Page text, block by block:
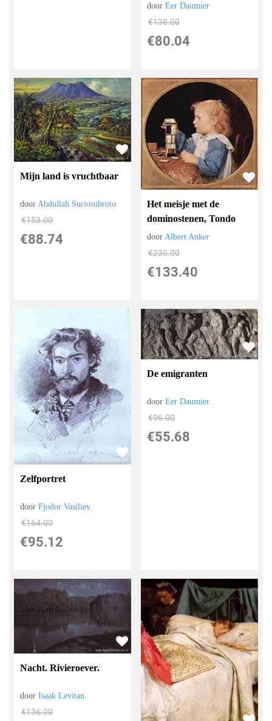
doorEer Daumier
€138.00
€80.04
Mijn land is vruchtbaar
door Abdullah Suriosubroto
€153.00
€88.74
Het meisje met de
dominostenen, Tondo
door Albert Anker
€230.00
€133.40
Zelfportret
doorFjodor Vasiliev
€164.00
€95.12
De emigranten
doorEer Daumier
€96.00
€55.68
Nacht. Rivieroever.
doorIsaak Levitan
€136.00